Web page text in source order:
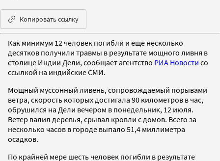
Копировать ссылку
Как минимум 12 человек погибли и еще несколько
десятков получили травмы в результате мощного ливня в
столице Индии Дели, сообщает агентство РИА Новости со
ссылкой на индийские СМИ.
Мощный муссонный ливень, сопровождаемый порывами
ветра, скорость которых достигала 90 километров в час,
обрушился на Дели вечером в понедельник, 12 июля.
Ветер валил деревья, срывал кровли с домов. Всего за
несколько часов в городе выпало 51,4 миллиметра
осадков.
По крайней мере шесть человек погибли в результате